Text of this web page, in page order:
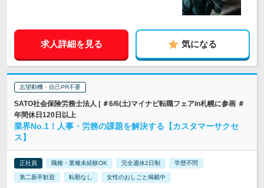
求人詳細を見る 気になる
志望動機・自己PR不要
SATO社会保険労務士法人 | ＃6/6(土)マイナビ転職フェアin札幌に参画 ＃
年間休日120日以上
業界No.1！人事・労務の課題を解決する【カスタマーサクセ
ス】
正社員 職種・業種未経験OK 完全週休2日制 学歴不問
第二新卒歓迎 転勤なし 女性のおしごと掲載中